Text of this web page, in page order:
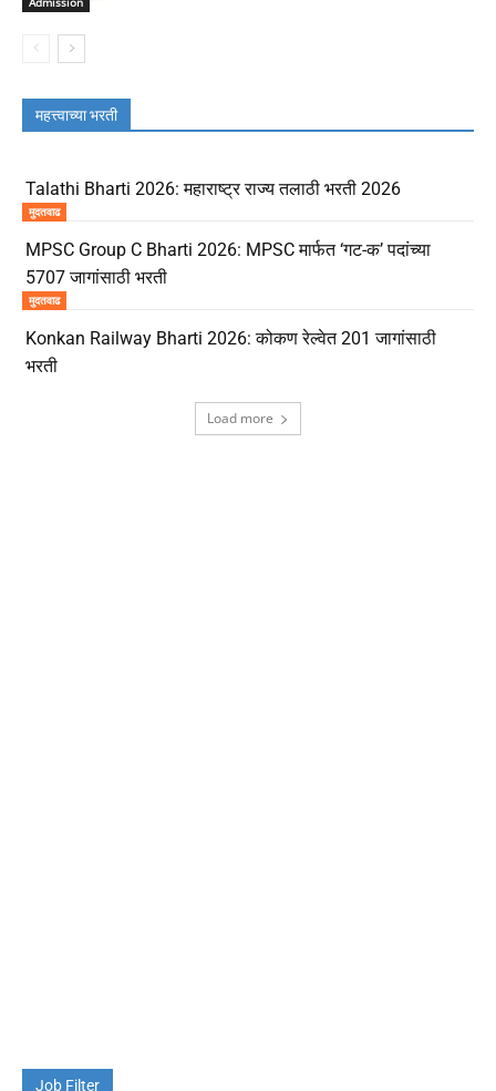
महत्त्वाच्या भरती
Talathi Bharti 2026: महाराष्ट्र राज्य तलाठी भरती 2026
मुदतवाढ
MPSC Group C Bharti 2026: MPSC मार्फत ‘गट-क’ पदांच्या
5707 जागांसाठी भरती
मुदतवाढ
Konkan Railway Bharti 2026: कोकण रेल्वेत 201 जागांसाठी
भरती
Load more
Job Filter